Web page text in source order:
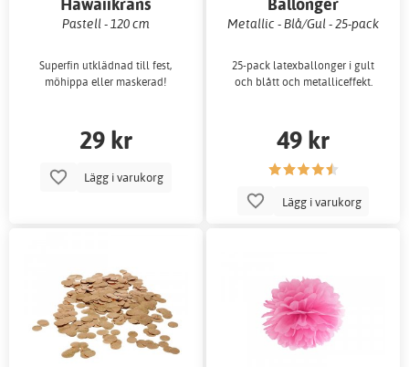
Hawaiikrans
Pastell - 120 cm
Superfin utklädnad till fest,
möhippa eller maskerad!
29 kr
Lägg i varukorg
Ballonger
Metallic - Blå/Gul - 25-pack
25-pack latexballonger i gult
och blått och metalliceffekt.
49 kr
Lägg i varukorg